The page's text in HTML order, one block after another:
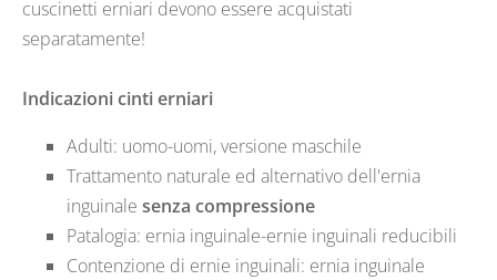
cuscinetti erniari devono essere acquistati
separatamente!
Indicazioni cinti erniari
Adulti: uomo-uomi, versione maschile
Trattamento naturale ed alternativo dell'ernia
inguinale senza compressione
Patalogia: ernia inguinale-ernie inguinali reducibili
Contenzione di ernie inguinali: ernia inguinale